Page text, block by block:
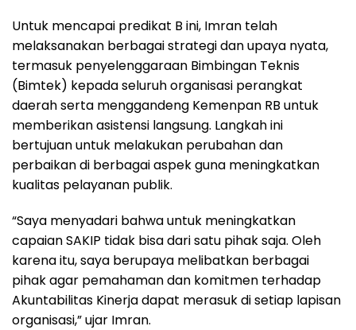
Untuk mencapai predikat B ini, Imran telah
melaksanakan berbagai strategi dan upaya nyata,
termasuk penyelenggaraan Bimbingan Teknis
(Bimtek) kepada seluruh organisasi perangkat
daerah serta menggandeng Kemenpan RB untuk
memberikan asistensi langsung. Langkah ini
bertujuan untuk melakukan perubahan dan
perbaikan di berbagai aspek guna meningkatkan
kualitas pelayanan publik.
“Saya menyadari bahwa untuk meningkatkan
capaian SAKIP tidak bisa dari satu pihak saja. Oleh
karena itu, saya berupaya melibatkan berbagai
pihak agar pemahaman dan komitmen terhadap
Akuntabilitas Kinerja dapat merasuk di setiap lapisan
organisasi,” ujar Imran.